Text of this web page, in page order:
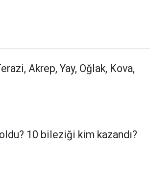
Akrep, Yay, Oğlak, Kova,
10 bileziği kim kazandı?